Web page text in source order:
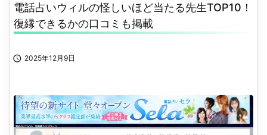
電話占いウィルの怪しいほど当たる先生TOP10！
復縁できるかの口コミも掲載
 2025年12月9日